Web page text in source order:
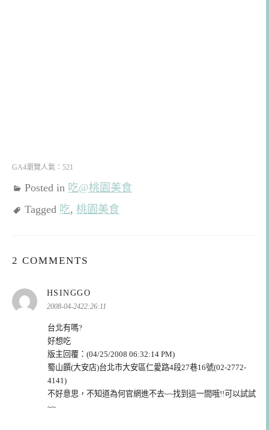
GA4瀏覽人氣：521
Posted in 吃@桃園美食
Tagged 吃, 桃園美食
2 COMMENTS
HSINGGO
示:
2008-04-2422:26:11
台北有嗎?
好想吃
版主回覆：(04/25/2008 06:32:14 PM)
蜀山饌(大安店)台北市大安區仁愛路4段27巷16號(02-2772-
4141)
不好意思，不知道為何官網進不去~~找到這一間哦!!可以試試
~~